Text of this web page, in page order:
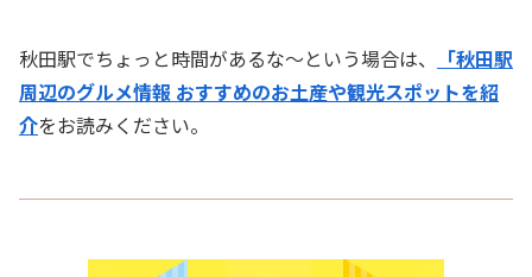
秋田駅でちょっと時間があるな～という場合は、
「秋田駅
周辺のグルメ情報 おすすめのお土産や観光スポットを紹
介をお読みください。